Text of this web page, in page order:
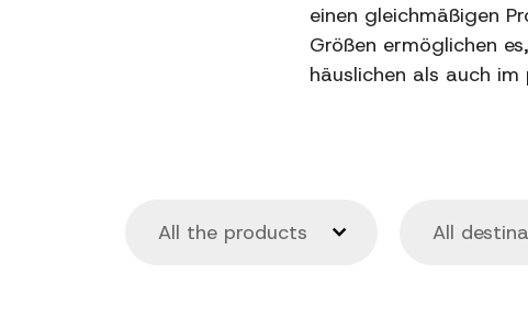
einen gleichmäßigen
Größen ermöglichen
häuslichen als auch im